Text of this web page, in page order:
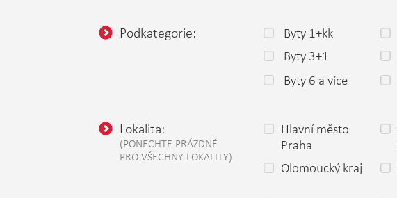
Podkategorie: Byty 1+kk
Byty 3+1
Byty 6 a více
Lokalita:
(PONECHTE PRÁZDNÉ
PRO VŠECHNY LOKALITY)
Hlavní město
Praha
Olomoucký kraj